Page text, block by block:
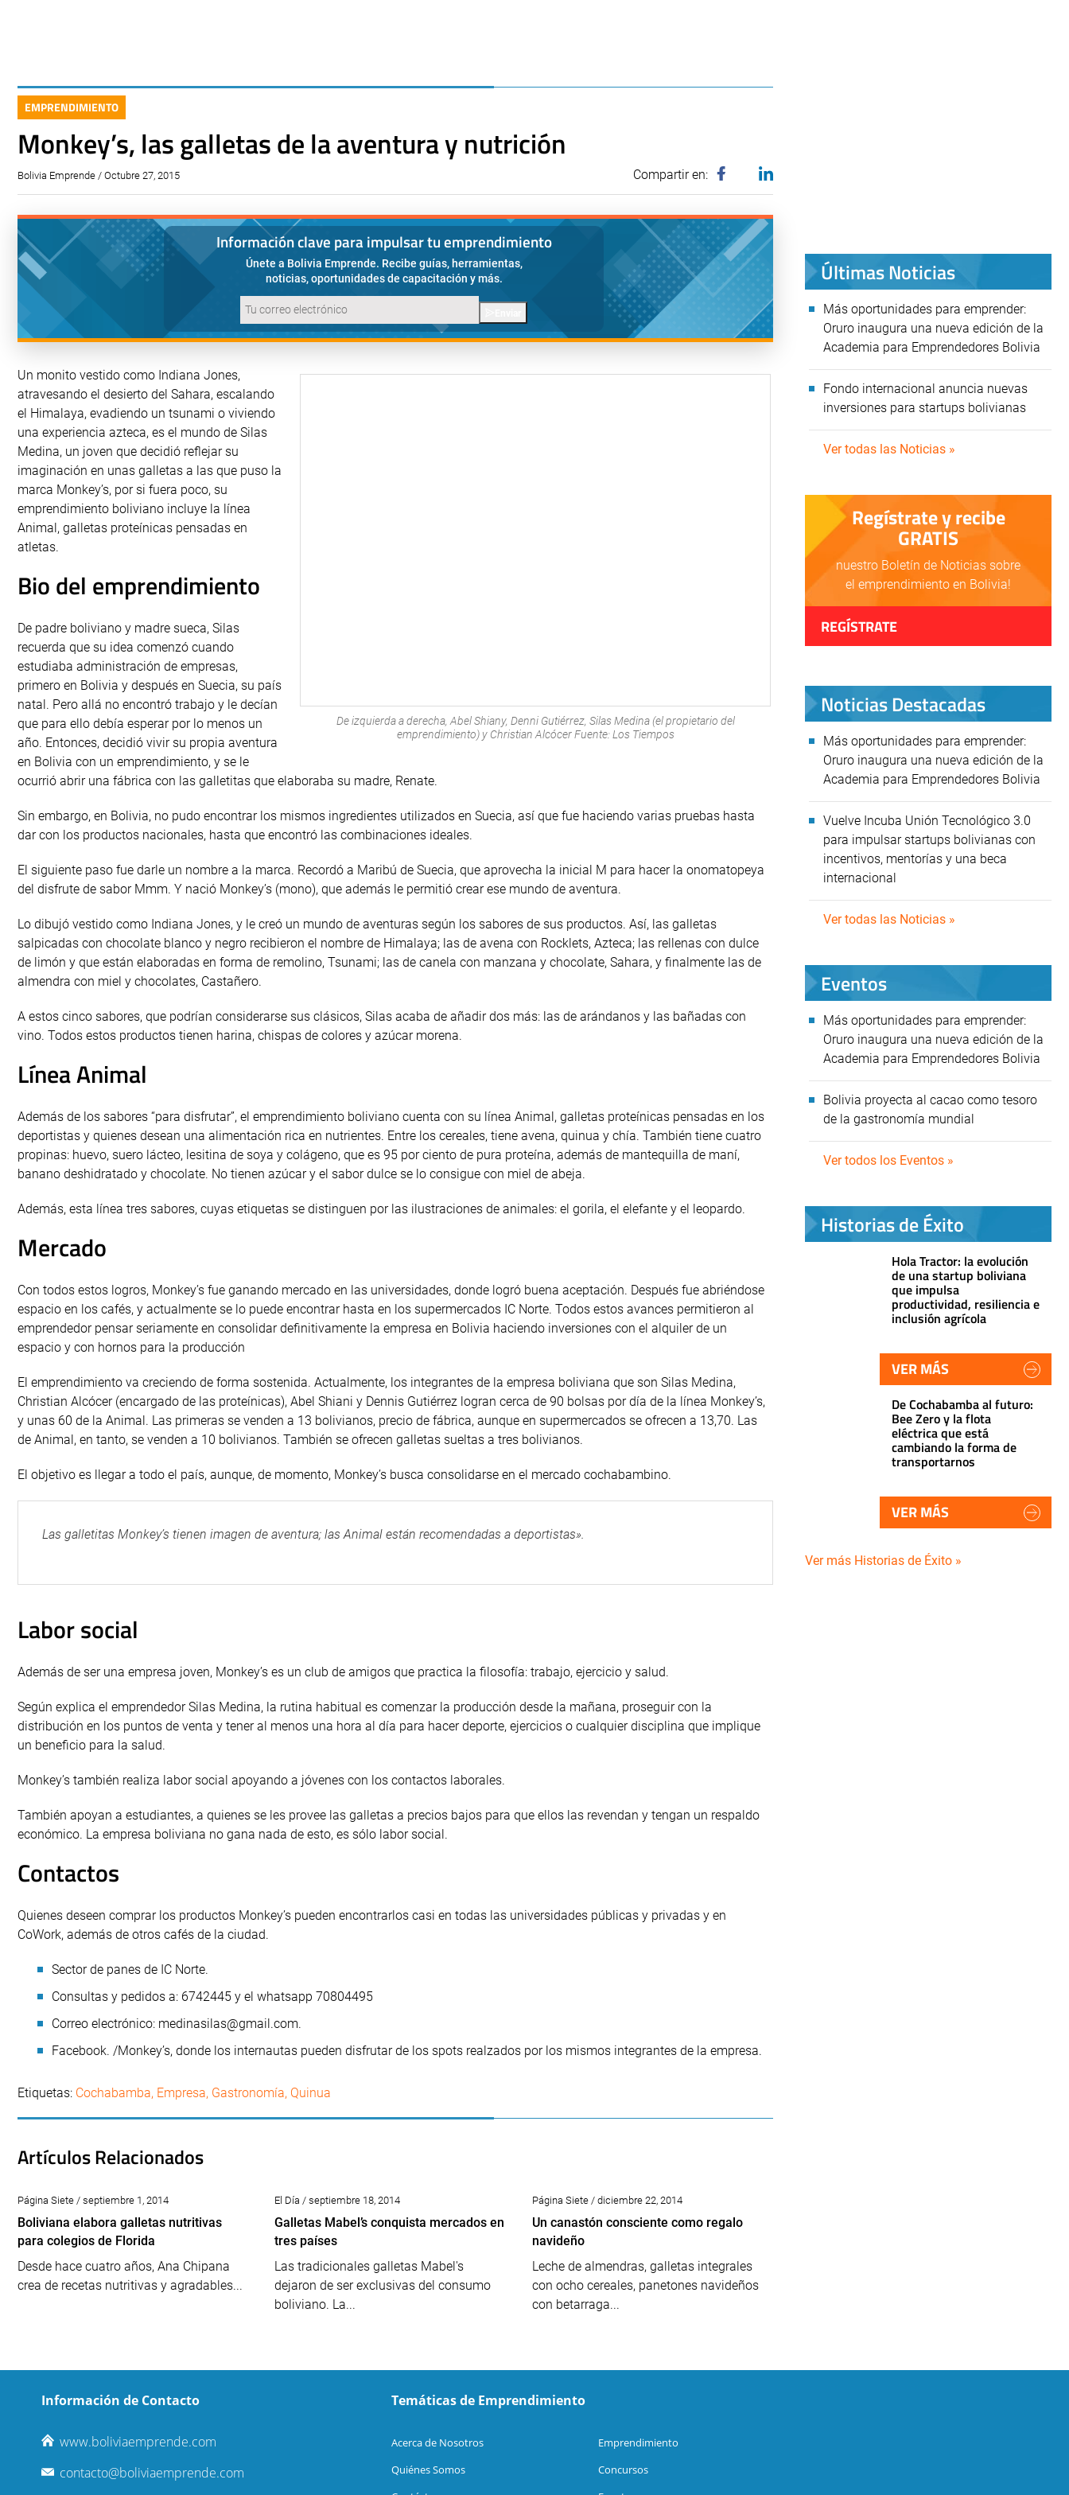
EMPRENDIMIENTO
Monkey’s, las galletas de la aventura y nutrición
Bolivia Emprende / Octubre 27, 2015 Compartir en:
Información clave para impulsar tu emprendimiento
Únete a Bolivia Emprende. Recibe guías, herramientas,
noticias, oportunidades de capacitación y más.
De izquierda a derecha, Abel Shiany, Denni Gutiérrez, Silas Medina (el propietario del
emprendimiento) y Christian Alcócer Fuente: Los Tiempos
Un monito vestido como Indiana Jones,
atravesando el desierto del Sahara, escalando
el Himalaya, evadiendo un tsunami o viviendo
una experiencia azteca, es el mundo de Silas
Medina, un joven que decidió reflejar su
imaginación en unas galletas a las que puso la
marca Monkey’s, por si fuera poco, su
emprendimiento boliviano incluye la línea
Animal, galletas proteínicas pensadas en
atletas.
Bio del emprendimiento
De padre boliviano y madre sueca, Silas
recuerda que su idea comenzó cuando
estudiaba administración de empresas,
primero en Bolivia y después en Suecia, su país
natal. Pero allá no encontró trabajo y le decían
que para ello debía esperar por lo menos un
año. Entonces, decidió vivir su propia aventura
en Bolivia con un emprendimiento, y se le
ocurrió abrir una fábrica con las galletitas que elaboraba su madre, Renate.
Sin embargo, en Bolivia, no pudo encontrar los mismos ingredientes utilizados en Suecia, así que fue haciendo varias pruebas hasta
dar con los productos nacionales, hasta que encontró las combinaciones ideales.
El siguiente paso fue darle un nombre a la marca. Recordó a Maribú de Suecia, que aprovecha la inicial M para hacer la onomatopeya
del disfrute de sabor Mmm. Y nació Monkey’s (mono), que además le permitió crear ese mundo de aventura.
Lo dibujó vestido como Indiana Jones, y le creó un mundo de aventuras según los sabores de sus productos. Así, las galletas
salpicadas con chocolate blanco y negro recibieron el nombre de Himalaya; las de avena con Rocklets, Azteca; las rellenas con dulce
de limón y que están elaboradas en forma de remolino, Tsunami; las de canela con manzana y chocolate, Sahara, y finalmente las de
almendra con miel y chocolates, Castañero.
A estos cinco sabores, que podrían considerarse sus clásicos, Silas acaba de añadir dos más: las de arándanos y las bañadas con
vino. Todos estos productos tienen harina, chispas de colores y azúcar morena.
Línea Animal
Además de los sabores “para disfrutar”, el emprendimiento boliviano cuenta con su línea Animal, galletas proteínicas pensadas en los
deportistas y quienes desean una alimentación rica en nutrientes. Entre los cereales, tiene avena, quinua y chía. También tiene cuatro
propinas: huevo, suero lácteo, lesitina de soya y colágeno, que es 95 por ciento de pura proteína, además de mantequilla de maní,
banano deshidratado y chocolate. No tienen azúcar y el sabor dulce se lo consigue con miel de abeja.
Además, esta línea tres sabores, cuyas etiquetas se distinguen por las ilustraciones de animales: el gorila, el elefante y el leopardo.
Mercado
Con todos estos logros, Monkey’s fue ganando mercado en las universidades, donde logró buena aceptación. Después fue abriéndose
espacio en los cafés, y actualmente se lo puede encontrar hasta en los supermercados IC Norte. Todos estos avances permitieron al
emprendedor pensar seriamente en consolidar definitivamente la empresa en Bolivia haciendo inversiones con el alquiler de un
espacio y con hornos para la producción
El emprendimiento va creciendo de forma sostenida. Actualmente, los integrantes de la empresa boliviana que son Silas Medina,
Christian Alcócer (encargado de las proteínicas), Abel Shiani y Dennis Gutiérrez logran cerca de 90 bolsas por día de la línea Monkey’s,
y unas 60 de la Animal. Las primeras se venden a 13 bolivianos, precio de fábrica, aunque en supermercados se ofrecen a 13,70. Las
de Animal, en tanto, se venden a 10 bolivianos. También se ofrecen galletas sueltas a tres bolivianos.
El objetivo es llegar a todo el país, aunque, de momento, Monkey’s busca consolidarse en el mercado cochabambino.
Las galletitas Monkey’s tienen imagen de aventura; las Animal están recomendadas a deportistas».
Labor social
Además de ser una empresa joven, Monkey’s es un club de amigos que practica la filosofía: trabajo, ejercicio y salud.
Según explica el emprendedor Silas Medina, la rutina habitual es comenzar la producción desde la mañana, proseguir con la
distribución en los puntos de venta y tener al menos una hora al día para hacer deporte, ejercicios o cualquier disciplina que implique
un beneficio para la salud.
Monkey’s también realiza labor social apoyando a jóvenes con los contactos laborales.
También apoyan a estudiantes, a quienes se les provee las galletas a precios bajos para que ellos las revendan y tengan un respaldo
económico. La empresa boliviana no gana nada de esto, es sólo labor social.
Contactos
Quienes deseen comprar los productos Monkey’s pueden encontrarlos casi en todas las universidades públicas y privadas y en
CoWork, además de otros cafés de la ciudad.
Sector de panes de IC Norte.
Consultas y pedidos a: 6742445 y el whatsapp 70804495
Correo electrónico: medinasilas@gmail.com.
Facebook. /Monkey’s, donde los internautas pueden disfrutar de los spots realzados por los mismos integrantes de la empresa.
Etiquetas: Cochabamba, Empresa, Gastronomía, Quinua
Artículos Relacionados
Página Siete / septiembre 1, 2014
Boliviana elabora galletas nutritivas
para colegios de Florida
Desde hace cuatro años, Ana Chipana
crea de recetas nutritivas y agradables...
El Día / septiembre 18, 2014
Galletas Mabel’s conquista mercados en
tres países
Las tradicionales galletas Mabel's
dejaron de ser exclusivas del consumo
boliviano. La...
Página Siete / diciembre 22, 2014
Un canastón consciente como regalo
navideño
Leche de almendras, galletas integrales
con ocho cereales, panetones navideños
con betarraga...
Últimas Noticias
Más oportunidades para emprender:
Oruro inaugura una nueva edición de la
Academia para Emprendedores Bolivia
Fondo internacional anuncia nuevas
inversiones para startups bolivianas
Ver todas las Noticias »
Regístrate y recibe
GRATIS
nuestro Boletín de Noticias sobre
el emprendimiento en Bolivia!
REGÍSTRATE
Noticias Destacadas
Más oportunidades para emprender:
Oruro inaugura una nueva edición de la
Academia para Emprendedores Bolivia
Vuelve Incuba Unión Tecnológico 3.0
para impulsar startups bolivianas con
incentivos, mentorías y una beca
internacional
Ver todas las Noticias »
Eventos
Más oportunidades para emprender:
Oruro inaugura una nueva edición de la
Academia para Emprendedores Bolivia
Bolivia proyecta al cacao como tesoro
de la gastronomía mundial
Ver todos los Eventos »
Historias de Éxito
Hola Tractor: la evolución
de una startup boliviana
que impulsa
productividad, resiliencia e
inclusión agrícola
VER MÁS
De Cochabamba al futuro:
Bee Zero y la flota
eléctrica que está
cambiando la forma de
transportarnos
VER MÁS
Ver más Historias de Éxito »
Información de Contacto
www.boliviaemprende.com
contacto@boliviaemprende.com
Temáticas de Emprendimiento
Acerca de Nosotros
Quiénes Somos
Emprendimiento
Concursos